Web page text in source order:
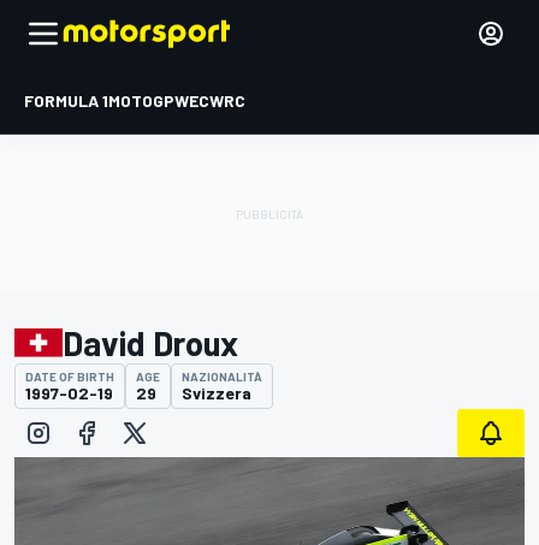
FORMULA 1MOTOGPWECWRC
David Droux
DATE OF BIRTH
1997-02-19
AGE
29
NAZIONALITÀ
Svizzera